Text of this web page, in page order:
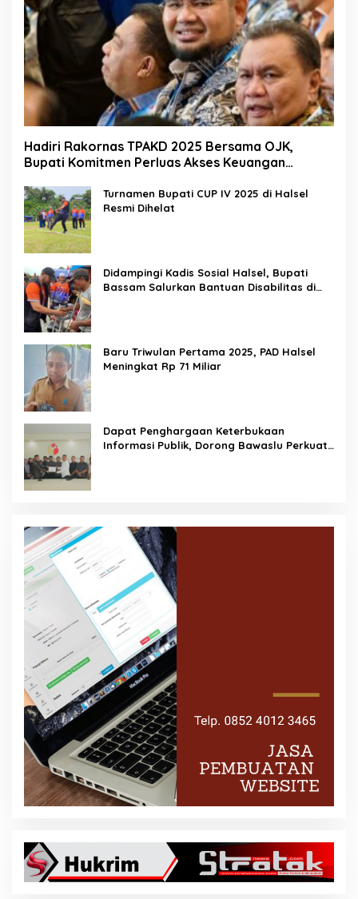
Hadiri Rakornas TPAKD 2025 Bersama OJK,
Bupati Komitmen Perluas Akses Keuangan
Turnamen Bupati CUP IV 2025 di Halsel
Resmi Dihelat
Didampingi Kadis Sosial Halsel, Bupati
Bassam Salurkan Bantuan Disabilitas di
Baru Triwulan Pertama 2025, PAD Halsel
Meningkat Rp 71 Miliar
Dapat Penghargaan Keterbukaan
Informasi Publik, Dorong Bawaslu Perkuat